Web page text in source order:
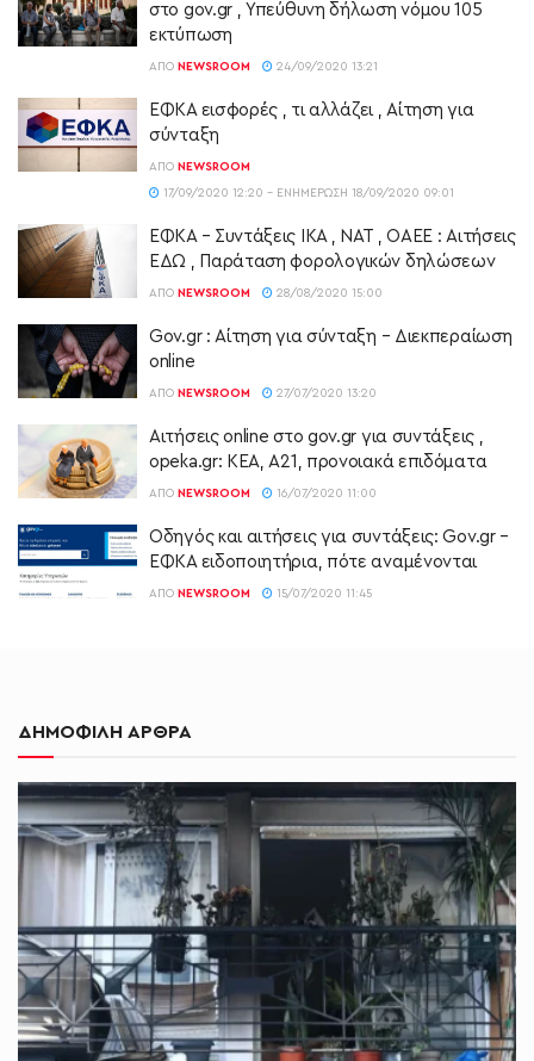
στο gov.gr , Υπεύθυνη δήλωση νόμου 105
εκτύπωση
ΑΠΌ NEWSROOM 24/09/2020 13:21
ΕΦΚΑ εισφορές , τι αλλάζει , Αίτηση για
σύνταξη
ΑΠΌ NEWSROOM
17/09/2020 12:20 - ΕΝΗΜΈΡΩΣΗ 18/09/2020 09:01
ΕΦΚΑ – Συντάξεις ΙΚΑ , ΝΑΤ , ΟΑΕΕ : Αιτήσεις
ΕΔΩ , Παράταση φορολογικών δηλώσεων
ΑΠΌ NEWSROOM 28/08/2020 15:00
Gov.gr : Αίτηση για σύνταξη – Διεκπεραίωση
online
ΑΠΌ NEWSROOM 27/07/2020 13:20
Αιτήσεις online στο gov.gr για συντάξεις ,
opeka.gr: ΚΕΑ, Α21, προνοιακά επιδόματα
ΑΠΌ NEWSROOM 16/07/2020 11:00
Οδηγός και αιτήσεις για συντάξεις: Gov.gr –
ΕΦΚΑ ειδοποιητήρια, πότε αναμένονται
ΑΠΌ NEWSROOM 15/07/2020 11:45
ΔΗΜΟΦΙΛΗ ΑΡΘΡΑ